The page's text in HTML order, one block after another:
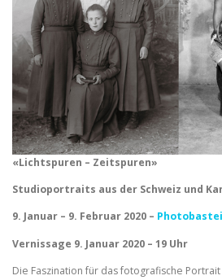
«Lichtspuren – Zeitspuren»
Studioportraits aus der Schweiz und
9. Januar – 9. Februar 2020 – Photobastei
Vernissage 9. Januar 2020 – 19 Uhr
Die Faszination für das fotografische